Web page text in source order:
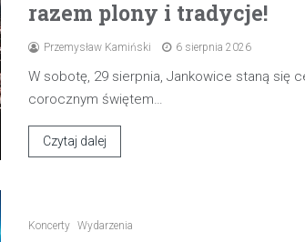
razem plony i tradycje!
Przemysław Kamiński 6 sierpnia 2026
W sobotę, 29 sierpnia, Jankowice staną się
corocznym świętem…
Czytaj dalej
Koncerty Wydarzenia